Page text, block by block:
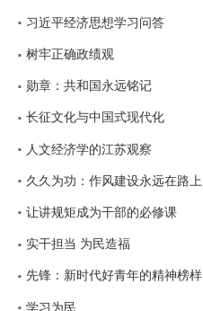
习近平经济思想学习问答
树牢正确政绩观
勋章：共和国永远铭记
长征文化与中国式现代化
人文经济学的江苏观察
久久为功：作风建设永远在路上
让讲规矩成为干部的必修课
实干担当 为民造福
先锋：新时代好青年的精神榜样
学习为民